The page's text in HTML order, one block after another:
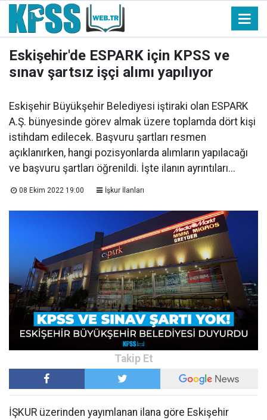
Eskişehir'de ESPARK için KPSS ve
sınav şartsız işçi alımı yapılıyor
Eskişehir Büyükşehir Belediyesi iştiraki olan ESPARK
A.Ş. bünyesinde görev almak üzere toplamda dört kişi
istihdam edilecek. Başvuru şartları resmen
açıklanırken, hangi pozisyonlarda alımların yapılacağı
ve başvuru şartları öğrenildi. İşte ilanın ayrıntıları...
08 Ekim 2022 19:00 İşkur İlanları
İŞKUR üzerinden yayımlanan ilana göre Eskişehir